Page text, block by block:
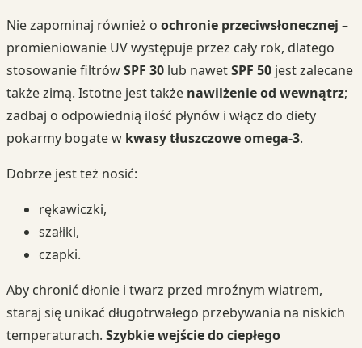
Nie zapominaj również o ochronie przeciwsłonecznej –
promieniowanie UV występuje przez cały rok, dlatego
stosowanie filtrówSPF 30 lub nawetSPF 50 jest zalecane
także zimą. Istotne jest także nawilżenie od wewnątrz;
zadbaj o odpowiednią ilość płynów i włącz do diety
pokarmy bogate w kwasy tłuszczowe omega-3.
Dobrze jest też nosić:
rękawiczki,
szałiki,
czapki.
Aby chronić dłonie i twarz przed mroźnym wiatrem,
staraj się unikać długotrwałego przebywania na niskich
temperaturach. Szybkie wejście do ciepłego